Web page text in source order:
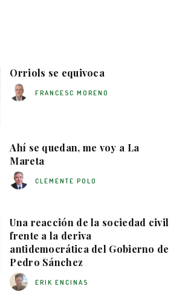
Orriols se equivoca
FRANCESC MORENO
Ahí se quedan, me voy a La
Mareta
CLEMENTE POLO
Una reacción de la sociedad civil
frente a la deriva
antidemocrática del Gobierno de
Pedro Sánchez
ERIK ENCINAS